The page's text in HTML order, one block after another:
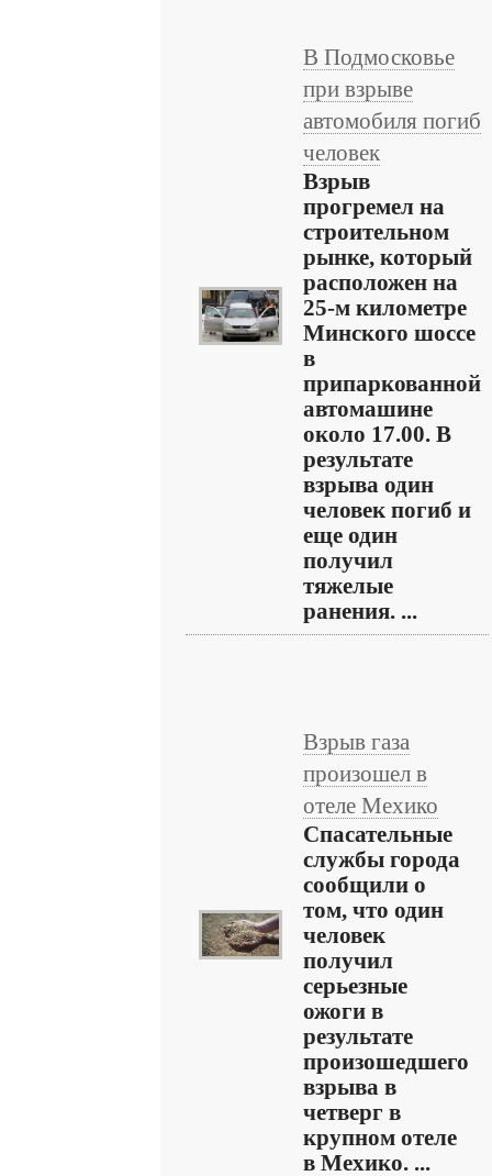
В Подмосковье
при взрыве
автомобиля погиб
человек
Взрыв
прогремел на
строительном
рынке, который
расположен на
25-м километре
Минского шоссе
в
припаркованной
автомашине
около 17.00. В
результате
взрыва один
человек погиб и
еще один
получил
тяжелые
ранения. ...
Взрыв газа
произошел в
отеле Мехико
Спасательные
службы города
сообщили о
том, что один
человек
получил
серьезные
ожоги в
результате
произошедшего
взрыва в
четверг в
крупном отеле
в Мехико. ...